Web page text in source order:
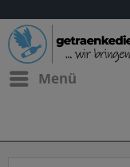
Menü